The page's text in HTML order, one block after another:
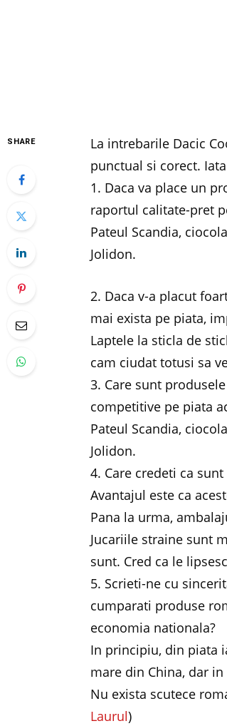
SHARE
La intrebarile Dacic
punctual si corect.
1. Daca va place un
raportul calitate-pret
Pateul Scandia,
Jolidon.
2. Daca v-a placut
mai exista pe piata,
Laptele la sticla de
cam ciudat totusi sa
3. Care sunt
competitive pe piata
Pateul Scandia,
Jolidon.
4. Care credeti ca
Avantajul este ca
Pana la urma,
Jucariile straine sunt
sunt. Cred ca le
5. Scrieti-ne cu
cumparati produse
economia nationala?
In principiu, din piata
mare din China, dar
Nu exista scutece
Laurul)